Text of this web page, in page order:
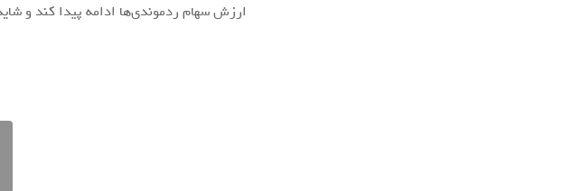
ارزش سهام ردموندی‌ها ادامه پیدا کند و شاید روزی ارزش